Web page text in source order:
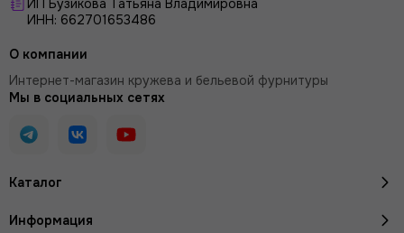
ИП Бузикова Татьяна Владимировна
ИНН: 662701653486
Каталог
Информация
О компании
Интернет-магазин кружева и бельевой фурнитуры
Мы в социальных сетях